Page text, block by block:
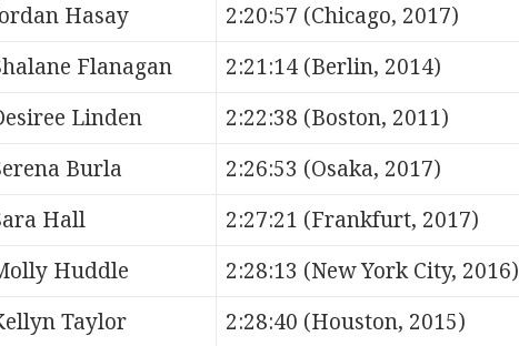
Hasay
2:20:57 (Chicago, 2017)
Flanagan
2:21:14 (Berlin, 2014)
Linden
2:22:38 (Boston, 2011)
Burla
2:26:53 (Osaka, 2017)
Hall
2:27:21 (Frankfurt, 2017)
Huddle
2:28:13 (New York City, 2016)
Taylor
2:28:40 (Houston, 2015)